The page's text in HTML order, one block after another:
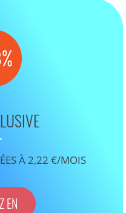
À 2,22 €/MOIS
EN